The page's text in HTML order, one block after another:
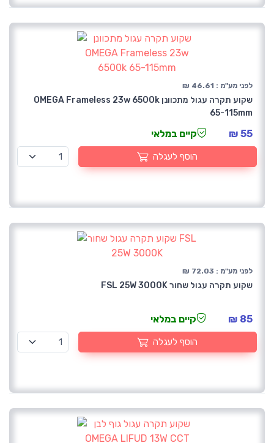
לפני מע"מ : 46.61 ₪
שקוע תקרה עגול מתכוונן OMEGA Frameless 23w 6500k
65-115mm
55 ₪ קיים במלאי
הוסף לעגלה
לפני מע"מ : 72.03 ₪
שקוע תקרה עגול שחור FSL 25W 3000K
85 ₪ קיים במלאי
הוסף לעגלה